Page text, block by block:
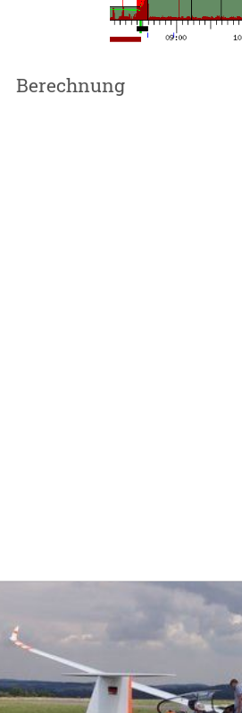
Berechnung